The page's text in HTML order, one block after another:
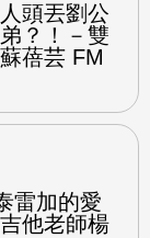
頭丟劉公
？！－雙
蓓芸 FM
雷加的愛
他老師楊